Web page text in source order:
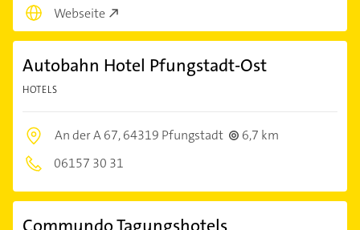
Webseite
Autobahn Hotel Pfungstadt-Ost
HOTELS
An der A 67,64319 Pfungstadt
6,7 km
06157 30 31